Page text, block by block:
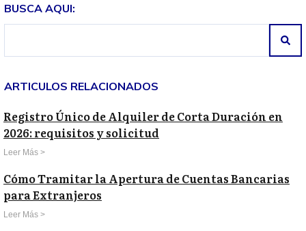
BUSCA AQUI:
ARTICULOS RELACIONADOS
Registro Único de Alquiler de Corta Duración en
2026: requisitos y solicitud
Leer Más >
Cómo Tramitar la Apertura de Cuentas Bancarias
para Extranjeros
Leer Más >